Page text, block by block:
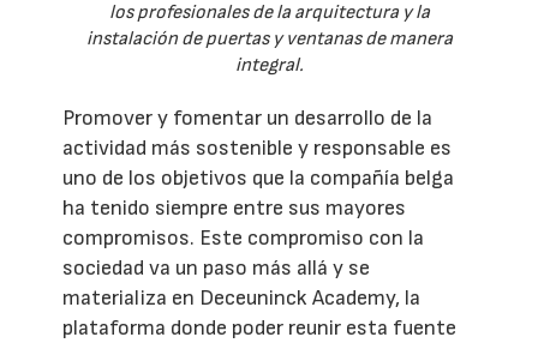
los profesionales de la arquitectura y la
instalación de puertas y ventanas de manera
integral.
Promover y fomentar un desarrollo de la
actividad más sostenible y responsable es
uno de los objetivos que la compañía belga
ha tenido siempre entre sus mayores
compromisos. Este compromiso con la
sociedad va un paso más allá y se
materializa en Deceuninck Academy, la
plataforma donde poder reunir esta fuente